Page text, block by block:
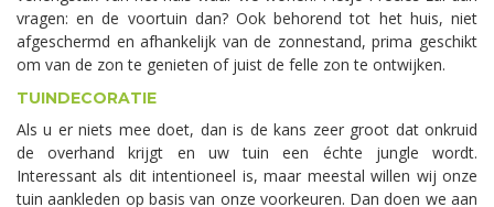
vragen: en de voortuin dan? Ook behorend tot het huis, niet
afgeschermd en afhankelijk van de zonnestand, prima geschikt
om van de zon te genieten of juist de felle zon te ontwijken.
TUINDECORATIE
Als u er niets mee doet, dan is de kans zeer groot dat onkruid
de overhand krijgt en uw tuin een échte jungle wordt.
Interessant als dit intentioneel is, maar meestal willen wij onze
tuin aankleden op basis van onze voorkeuren. Dan doen we aan